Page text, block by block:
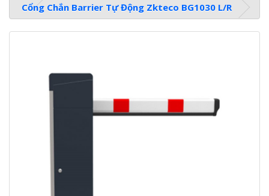
Cổng Chắn Barrier Tự Động Zkteco BG1030 L/R